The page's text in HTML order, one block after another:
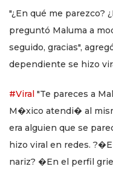
"¿En qué me parezco?
preguntó Maluma a
seguido, gracias",
dependiente se hizo
#Viral "Te pareces a
M�xico atendi� al
era alguien que se
hizo viral en redes.
nariz? �En el perfil